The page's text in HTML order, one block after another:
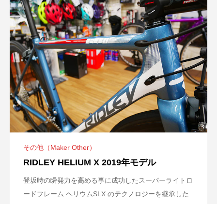
その他（Maker Other）
RIDLEY HELIUM X 2019年モデル
登坂時の瞬発力を高める事に成功したスーパーライトロ
ードフレーム ヘリウムSLX のテクノロジーを継承した